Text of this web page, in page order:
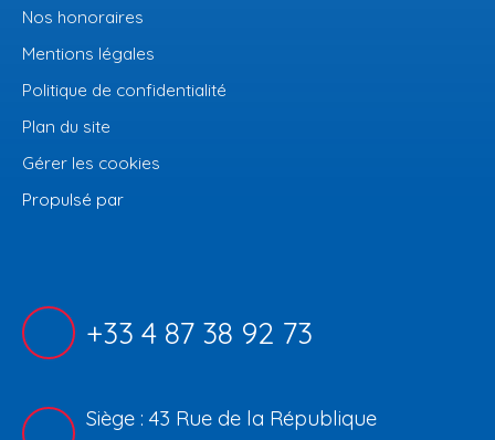
Nos honoraires
Mentions légales
Politique de confidentialité
Plan du site
Gérer les cookies
Propulsé par
+33 4 87 38 92 73
Siège : 43 Rue de la République